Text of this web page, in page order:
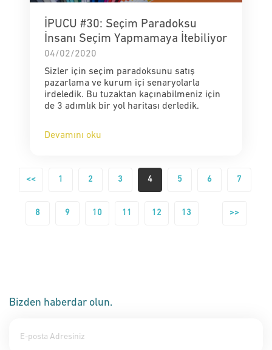
İPUCU #30: Seçim Paradoksu
İnsanı Seçim Yapmamaya İtebiliyor
04/02/2020
Sizler için seçim paradoksunu satış
pazarlama ve kurum içi senaryolarla
irdeledik. Bu tuzaktan kaçınabilmeniz için
de 3 adımlık bir yol haritası derledik.
Devamını oku
<< 1 2 3 4 5 6 7
8 9 10 11 12 13 >>
Bizden haberdar olun.